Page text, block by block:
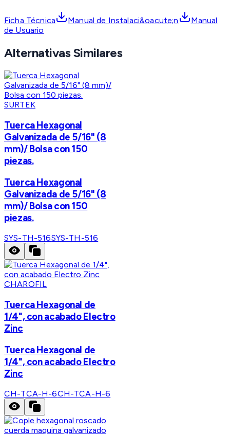
Ficha Técnica Manual de Instalaci&oacute;n
Manual
de Usuario
Alternativas Similares
SURTEK
Tuerca Hexagonal
Galvanizada de 5/16" (8
mm)/ Bolsa con 150
piezas.
Tuerca Hexagonal
Galvanizada de 5/16" (8
mm)/ Bolsa con 150
piezas.
SYS-TH-516SYS-TH-516
CHAROFIL
Tuerca Hexagonal de
1/4", con acabado Electro
Zinc
Tuerca Hexagonal de
1/4", con acabado Electro
Zinc
CH-TCA-H-6CH-TCA-H-6